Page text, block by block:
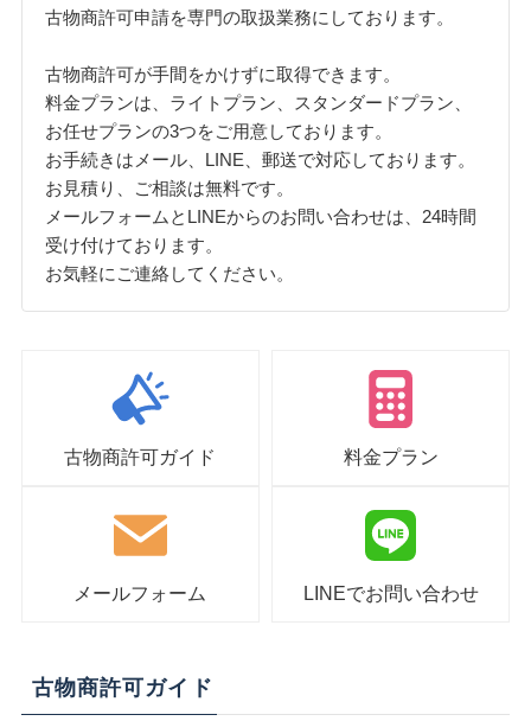
古物商許可申請を専門の取扱業務にしております。
古物商許可が手間をかけずに取得できます。
料金プランは、ライトプラン、スタンダードプラン、
お任せプランの3つをご用意しております。
お手続きはメール、LINE、郵送で対応しております。
お見積り、ご相談は無料です。
メールフォームとLINEからのお問い合わせは、24時間
受け付けております。
お気軽にご連絡してください。
古物商許可ガイド 料金プラン
メールフォーム LINEでお問い合わせ
古物商許可ガイド